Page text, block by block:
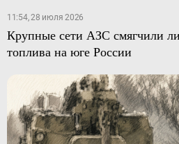
11:54, 28 июля 2026
Крупные сети АЗС смягчили
топлива на юге России